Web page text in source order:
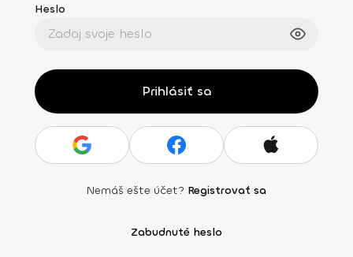
Heslo
Prihlásiť sa
Nemáš ešte účet? Registrovať sa
Zabudnuté heslo